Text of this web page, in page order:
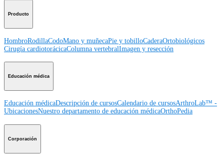
Producto
HombroRodillaCodoMano y muñecaPie y tobilloCaderaOrtobiológicos
Cirugía cardiotorácicaColumna vertebralImagen y resección
Educación médica
Educación médicaDescripción de cursosCalendario de cursosArthroLab™ -
UbicacionesNuestro departamento de educación médicaOrthoPedia
Corporación